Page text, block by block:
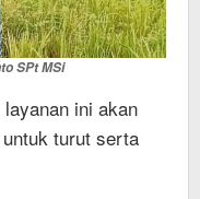
SPt MSi
ini akan
turut serta